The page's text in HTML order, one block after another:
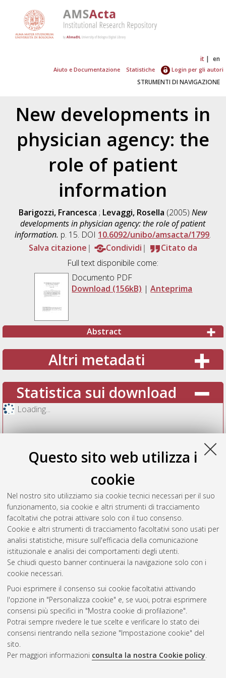
Questo sito web utilizza i
cookie
Nel nostro sito utilizziamo sia cookie tecnici necessari per il suo
funzionamento, sia cookie e altri strumenti di tracciamento
facoltativi che potrai attivare solo con il tuo consenso.
Cookie e altri strumenti di tracciamento facoltativi sono usati per
analisi statistiche, misure sull'efficacia della comunicazione
istituzionale e analisi dei comportamenti degli utenti.
Se chiudi questo banner continuerai la navigazione solo con i
cookie necessari.
Puoi esprimere il consenso sui cookie facoltativi attivando
l'opzione in "Personalizza cookie" e, se vuoi, potrai esprimere
consensi più specifici in "Mostra cookie di profilazione".
Potrai sempre rivedere le tue scelte e verificare lo stato dei
consensi rientrando nella sezione "Impostazione cookie" del
sito.
Per maggiori informazioni consulta la nostra Cookie policy.
it en
Aiuto e Documentazione Statistiche Login per gli autori
STRUMENTI DI NAVIGAZIONE
New developments in
physician agency: the
role of patient
information
Barigozzi, Francesca ; Levaggi, Rosella (2005)New
developments in physician agency: the role of patient
information. p. 15. DOI 10.6092/unibo/amsacta/1799.
Salva citazione
Condividi
Citato da
Full text disponibile come:
Documento PDF
Download (156kB) |Anteprima
Abstract
Altri metadati
Statistica sui download
Loading...
Vedi altre statistiche
Gestione del documento:
Atom
Rss
AMS Acta
ISSN: 2038-7954
re3data.org -
doi.org/10.17616/R3P19R
Servizio implementato e
Impostazioni Cookie